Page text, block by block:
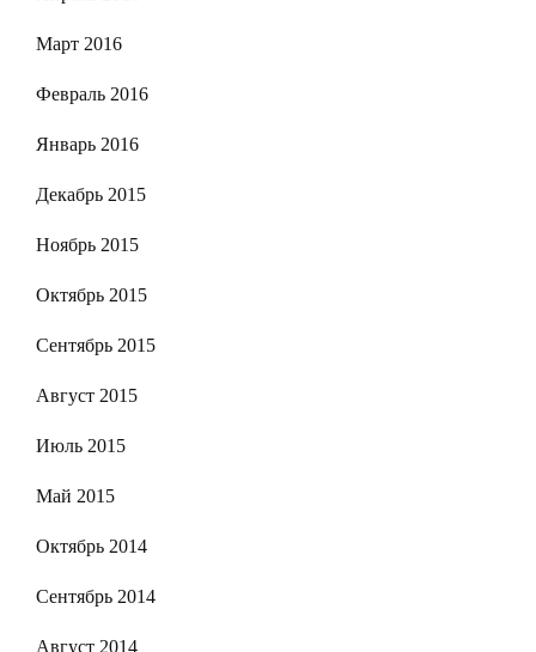
Март 2016
Февраль 2016
Январь 2016
Декабрь 2015
Ноябрь 2015
Октябрь 2015
Сентябрь 2015
Август 2015
Июль 2015
Май 2015
Октябрь 2014
Сентябрь 2014
Август 2014